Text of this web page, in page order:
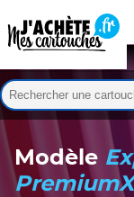
Rechercher :
Quand les
Modèle